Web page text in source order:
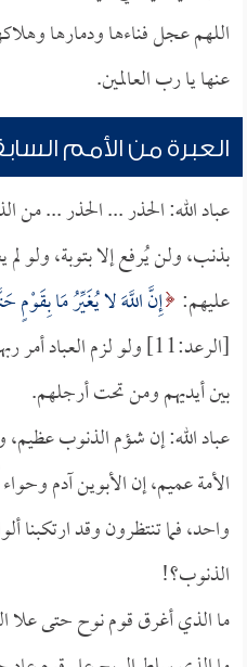
اللهم عجل فناءها ودمارها
عنها يا رب العالمين.
العبرة من الأمم
عباد الله: الحذر ... الحذر ... من
بذنب، ولن يُرفع إلا بتوبة، ولو لم
عليهم: إِنَّ اللَّهَ لا يُغَيِّرُ مَا بِقَوْمٍ
[الرعد:11] ولو لزم
بين أيديهم ومن تحت أرجلهم.
عباد الله: إن شؤم الذنوب
الأمة عميم، إن الأبوين آدم
واحد، فما تنتظرون وقد ارتكبنا
الذنوب؟!
ما الذي أغرق قوم نوح حتى علا